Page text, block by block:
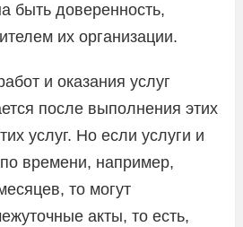
быть доверенность,
их организации.
и оказания услуг
после выполнения этих
услуг. Но если услуги и
времени, например,
то могут
акты, то есть,